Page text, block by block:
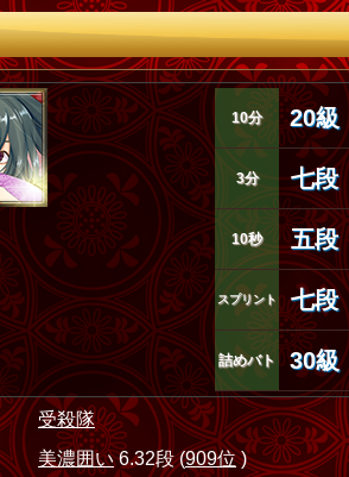
10分 20級
3分 七段
10秒 五段
スプリント 七段
詰めバト 30級
受殺隊
美濃囲い6.32段 (909位)